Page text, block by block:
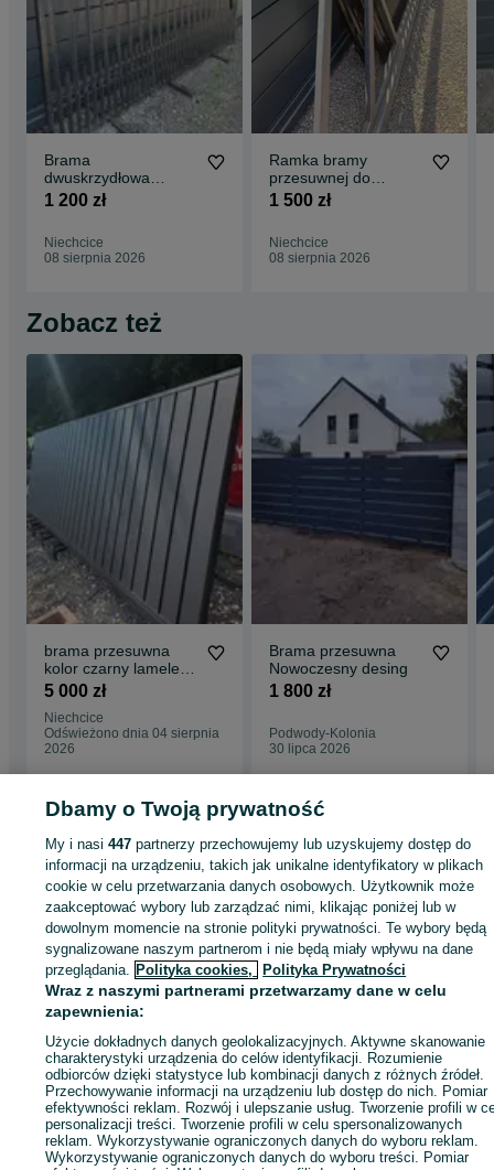
Brama
dwuskrzydłowa
wypełnienie kątownik
1 200 zł
Niechcice
08 sierpnia 2026
Ramka bramy
przesuwnej do
wypełnienie ,wym.
1 500 zł
Niechcice
08 sierpnia 2026
Zobacz też
brama przesuwna
kolor czarny lamele
wym 4920x1635
5 000 zł
Niechcice
Odświeżono dnia 04 sierpnia
2026
Brama przesuwna
Nowoczesny desing
1 800 zł
Podwody-Kolonia
30 lipca 2026
Strona główna Budowa i Remont Bramy i ogrodzenia Bramy
Bramy -
Łódzkie
Bramy - Niechcice
KATEGORIA
ID:1036552246 Wyświetlenia:
Zadzwoń / SMS Wyślij wiadomość
Dbamy o Twoją prywatność
My i nasi447 partnerzy przechowujemy lub uzyskujemy dostęp do
informacji na urządzeniu, takich jak unikalne identyfikatory w plikach
cookie w celu przetwarzania danych osobowych. Użytkownik może
zaakceptować wybory lub zarządzać nimi, klikając poniżej lub w
dowolnym momencie na stronie polityki prywatności. Te wybory będą
sygnalizowane naszym partnerom i nie będą miały wpływu na dane
przeglądania. Polityka cookies, Polityka Prywatności
Wraz z naszymi partnerami przetwarzamy dane w celu
zapewnienia:
Użycie dokładnych danych geolokalizacyjnych. Aktywne skanowanie
charakterystyki urządzenia do celów identyfikacji. Rozumienie
odbiorców dzięki statystyce lub kombinacji danych z różnych źródeł.
Przechowywanie informacji na urządzeniu lub dostęp do nich. Pomiar
efektywności reklam. Rozwój i ulepszanie usług. Tworzenie profili w
personalizacji treści. Tworzenie profili w celu spersonalizowanych
reklam. Wykorzystywanie ograniczonych danych do wyboru reklam.
Wykorzystywanie ograniczonych danych do wyboru treści. Pomiar